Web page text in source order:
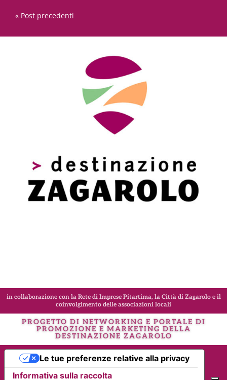
« Post precedenti
in collaborazione con la Rete di Imprese Pitartima, la Città di Zagarolo e il
coinvolgimento delle associazioni locali
PROGETTO DI NETWORKING E PORTALE DI
PROMOZIONE E MARKETING DELLA
DESTINAZIONE ZAGAROLO
Informativa sulla raccolta
Le tue preferenze relative alla privacy